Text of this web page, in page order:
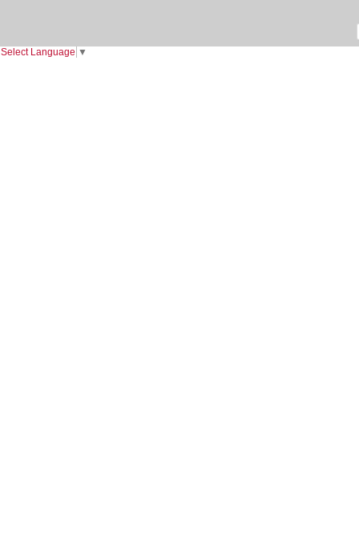
Select Language ▼